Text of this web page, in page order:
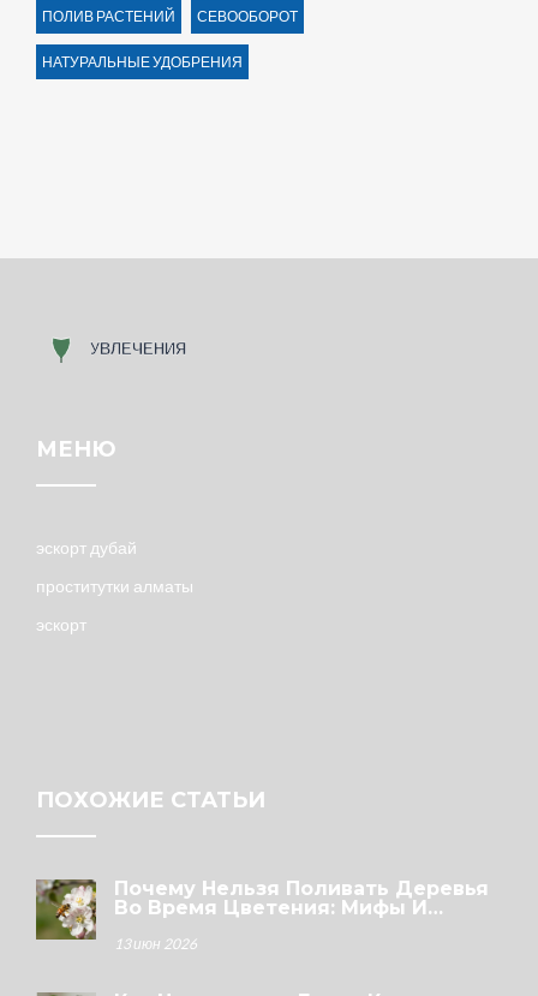
ПОЛИВ РАСТЕНИЙ СЕВООБОРОТ
НАТУРАЛЬНЫЕ УДОБРЕНИЯ
МЕНЮ
эскорт дубай
проститутки алматы
эскорт
ПОХОЖИЕ СТАТЬИ
Почему Нельзя Поливать Деревья
Во Время Цветения: Мифы И
13 июн 2026